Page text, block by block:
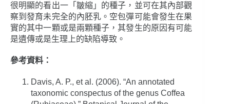
很明顯的看出一「皺縮」的種子，並可在其內部觀
察到發育未完全的內胚乳。空包彈可能會發生在果
實的其中一顆或是兩顆種子，其發生的原因有可能
是遺傳或是生理上的缺陷導致。
參考資料：
Davis, A. P., et al. (2006). “An annotated
taxonomic conspectus of the genus Coffea